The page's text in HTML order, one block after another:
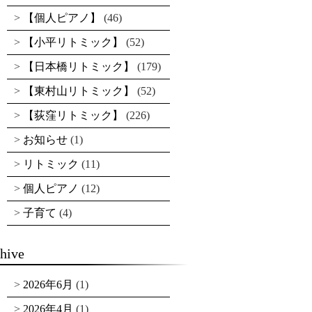
【個人ピアノ】 (46)
【小平リトミック】 (52)
【日本橋リトミック】 (179)
【東村山リトミック】 (52)
【荻窪リトミック】 (226)
お知らせ (1)
リトミック (11)
個人ピアノ (12)
子育て (4)
2026年6月 (1)
2026年4月 (1)